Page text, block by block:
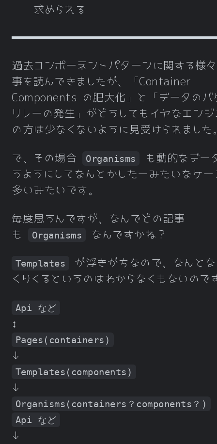
求められる
過去コンポーネントパターンに関する様
事を読んできましたが、「Container
Components の肥大化」と「データのバ
リレーの発生」がどうしてもイヤなエン
の方は少なくないように見受けられました
で、その場合 Organisms
も動的なデー
うようにしてなんとかしたーみたいなケー
多いみたいです。
毎度思うんですが、なんでどの記事
も
Organisms なんですかね？
Templates
が浮きがちなので、なんとな
くりくるというのはわからなくもないの
Api など
↕
Pages(containers)
↓
Templates(components)
↓
Organisms(containers？components？)
Api など
↓